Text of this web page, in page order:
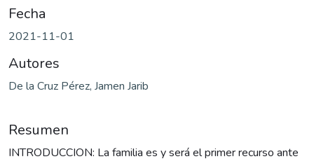
Fecha
2021-11-01
Autores
De la Cruz Pérez, Jamen Jarib
Resumen
INTRODUCCION: La familia es y será el primer recurso ante